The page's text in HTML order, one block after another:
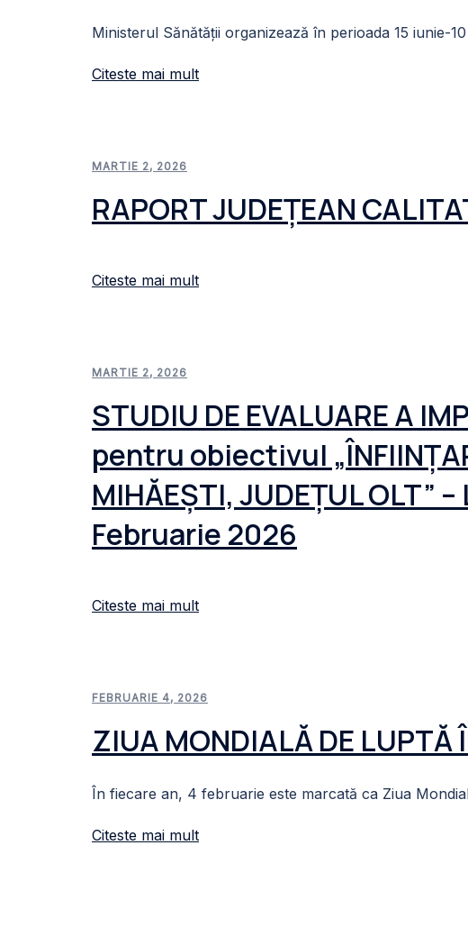
Ministerul Sănătății organizează în perioada 15 iunie-
Citeste mai mult
MARTIE 2, 2026
RAPORT JUDEŢEAN
Citeste mai mult
MARTIE 2, 2026
STUDIU DE EVALUARE A
pentru obiectivul
MIHĂEȘTI, JUDEȚUL
Februarie 2026
Citeste mai mult
FEBRUARIE 4, 2026
ZIUA MONDIALĂ DE
În fiecare an, 4 februarie este marcată ca Ziua
Citeste mai mult